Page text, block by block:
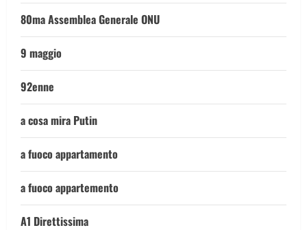
80ma Assemblea Generale ONU
9 maggio
92enne
a cosa mira Putin
a fuoco appartamento
a fuoco appartemento
A1 Direttissima